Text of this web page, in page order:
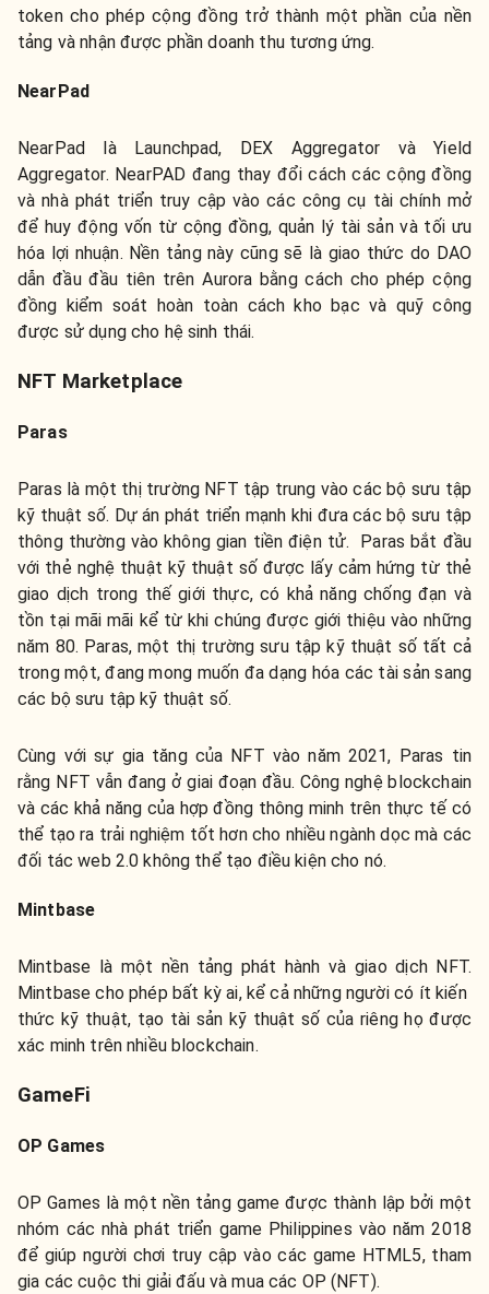
token cho phép cộng đồng trở thành một phần của nền
tảng và nhận được phần doanh thu tương ứng.
NearPad
NearPad là Launchpad, DEX Aggregator và Yield
Aggregator. NearPAD đang thay đổi cách các cộng đồng
và nhà phát triển truy cập vào các công cụ tài chính mở
để huy động vốn từ cộng đồng, quản lý tài sản và tối ưu
hóa lợi nhuận. Nền tảng này cũng sẽ là giao thức do DAO
dẫn đầu đầu tiên trên Aurora bằng cách cho phép cộng
đồng kiểm soát hoàn toàn cách kho bạc và quỹ công
được sử dụng cho hệ sinh thái.
NFT Marketplace
Paras
Paras là một thị trường NFT tập trung vào các bộ sưu tập
kỹ thuật số. Dự án phát triển mạnh khi đưa các bộ sưu tập
thông thường vào không gian tiền điện tử. Paras bắt đầu
với thẻ nghệ thuật kỹ thuật số được lấy cảm hứng từ thẻ
giao dịch trong thế giới thực, có khả năng chống đạn và
tồn tại mãi mãi kể từ khi chúng được giới thiệu vào những
năm 80. Paras, một thị trường sưu tập kỹ thuật số tất cả
trong một, đang mong muốn đa dạng hóa các tài sản sang
các bộ sưu tập kỹ thuật số.
Cùng với sự gia tăng của NFT vào năm 2021, Paras tin
rằng NFT vẫn đang ở giai đoạn đầu. Công nghệ blockchain
và các khả năng của hợp đồng thông minh trên thực tế có
thể tạo ra trải nghiệm tốt hơn cho nhiều ngành dọc mà các
đối tác web 2.0 không thể tạo điều kiện cho nó.
Mintbase
Mintbase là một nền tảng phát hành và giao dịch NFT.
Mintbase cho phép bất kỳ ai, kể cả những người có ít kiến ​​
thức kỹ thuật, tạo tài sản kỹ thuật số của riêng họ được
xác minh trên nhiều blockchain.
GameFi
OP Games
OP Games là một nền tảng game được thành lập bởi một
nhóm các nhà phát triển game Philippines vào năm 2018
để giúp người chơi truy cập vào các game HTML5, tham
gia các cuộc thi giải đấu và mua các OP (NFT).